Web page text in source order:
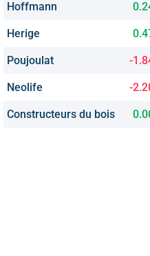
Hoffmann
Herige
Poujoulat -
Neolife -
Constructeurs du bois